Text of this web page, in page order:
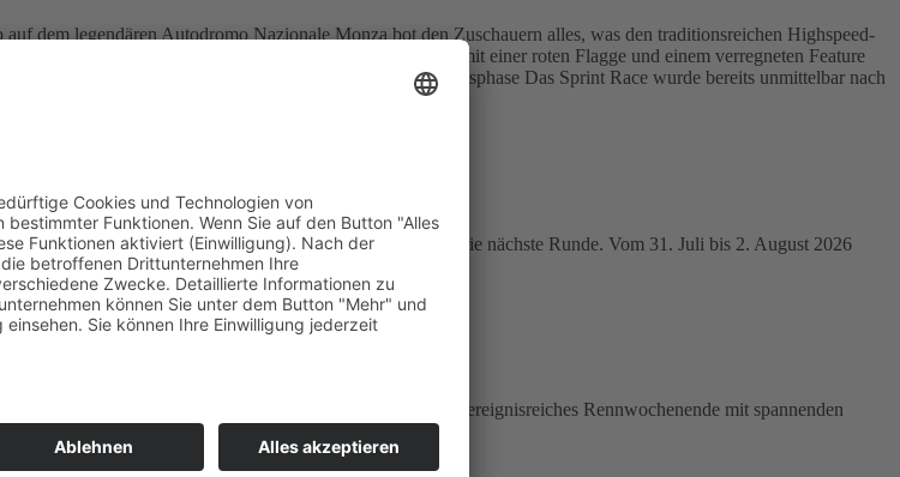
dem legendären Autodromo Nazionale Monza bot den Zuschauern alles, was den traditionsreichen Highspeed-
Positionskämpfe. Nach einem turbulenten Sprint Race mit einer roten Flagge und einem verregneten Feature
Sprint Race: Perego siegt nach turbulenter Anfangsphase Das Sprint Race wurde bereits unmittelbar nach
Highspeed-Kurs
geht der Austria Formel Cup bereits Ende Juli in die nächste Runde. Vom 31. Juli bis 2. August 2026
im italienischen Vallelunga erlebten die Zuschauer ein ereignisreiches Rennwochenende mit spannenden